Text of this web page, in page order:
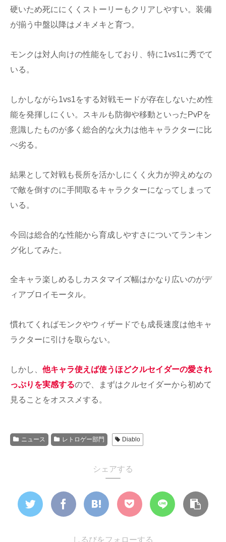
硬いため死ににくくストーリーもクリアしやすい。装備
が揃う中盤以降はメキメキと育つ。
モンクは対人向けの性能をしており、特に1vs1に秀でて
いる。
しかしながら1vs1をする対戦モードが存在しないため性
能を発揮しにくい。スキルも防御や移動といったPvPを
意識したものが多く総合的な火力は他キャラクターに比
べ劣る。
結果として対戦も長所を活かしにくく火力が抑えめなの
で敵を倒すのに手間取るキャラクターになってしまって
いる。
今回は総合的な性能から育成しやすさについてランキン
グ化してみた。
全キャラ楽しめるしカスタマイズ幅はかなり広いのがデ
ィアブロイモータル。
慣れてくればモンクやウィザードでも成長速度は他キャ
ラクターに引けを取らない。
しかし、 他キャラ使えば使うほどクルセイダーの愛され
っぷりを実感するので、まずはクルセイダーから初めて
見ることをオススメする。
ニュース レトロゲー部門 Diablo
シェアする
しるびをフォローする